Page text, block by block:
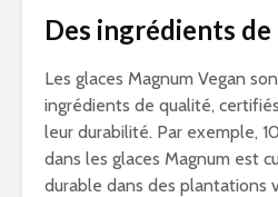
Des ingrédients
Les glaces Magnum Vegan
ingrédients de qualité,
leur durabilité. Par exemple,
dans les glaces Magnum est
durable dans des plantations